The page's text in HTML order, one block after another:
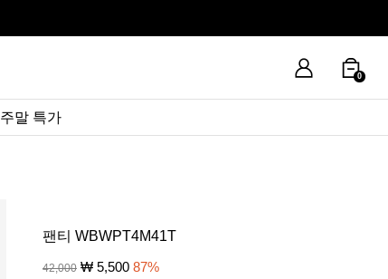
0
주말 특가
팬티 WBWPT4M41T
42,000 ₩ 5,500 87%